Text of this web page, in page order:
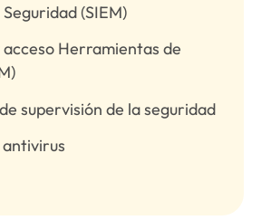
(SIEM)
Herramientas de
supervisión de la seguridad